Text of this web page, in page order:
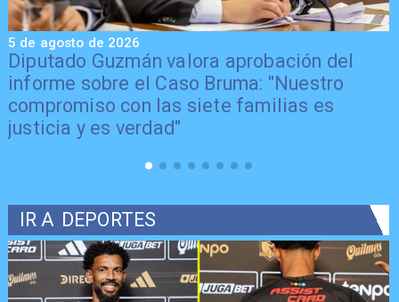
Diputado Guzmán valora aprobación del
informe sobre el Caso Bruma: "Nuestro
compromiso con las siete familias es
justicia y es verdad"
5 de agosto de 2026
IR A DEPORTES